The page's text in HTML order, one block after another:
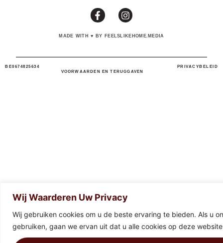
Wij Waarderen Uw Privacy
Wij gebruiken cookies om u de beste ervaring te bieden. Als u
gebruiken, gaan we ervan uit dat u alle cookies op deze
MADE WITH♥ BY FEELSLIKEHOME.MEDIA
PRIVACYBELEID
BE0674825634
VOORWAARDEN EN TERUGGAVEN